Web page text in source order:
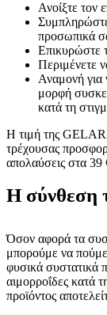
Ανοίξτε τον
προσωπικά
Επικυρώστε
Περιμένετε
Αναμονή για
μορφή
κατά τη
Η τιμή της
τρέχουσας
απολαύσεις στα 39
Η σύνθεση
Όσον αφορά τα
μπορούμε να
φυσικά συστατικά
αιμορροΐδες κατά
προϊόντος